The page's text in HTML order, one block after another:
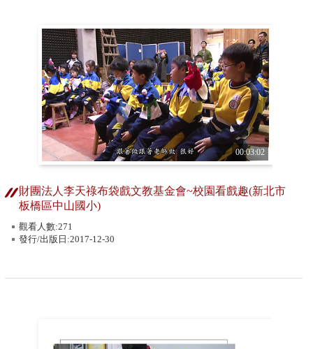
00:03:02
財團法人李天祿布袋戲文教基金會~校園看戲趣(新北市
板橋區中山國小)
觀看人數:271
發行/出版日:2017-12-30